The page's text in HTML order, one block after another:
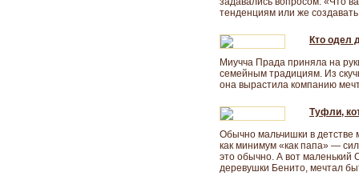
тенденциям или же
Кто одел
Миучча Прада приняла на
семейным традициям. Из
она вырастила компанию
Туфли,
Обычно мальчишки в детстве
как минимум «как папа» —
это обычно. А вот маленький
деревушки Бенито, мечтал